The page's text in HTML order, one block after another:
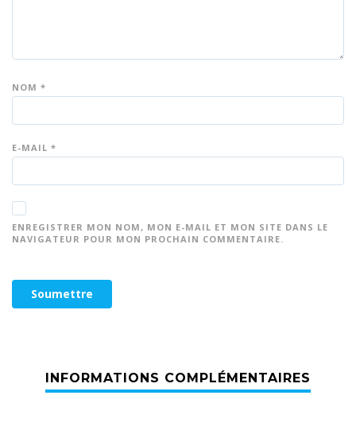
NOM *
E-MAIL *
ENREGISTRER MON NOM, MON E-MAIL ET MON SITE DANS LE
NAVIGATEUR POUR MON PROCHAIN COMMENTAIRE.